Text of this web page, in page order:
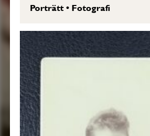
Porträtt• Fotografi